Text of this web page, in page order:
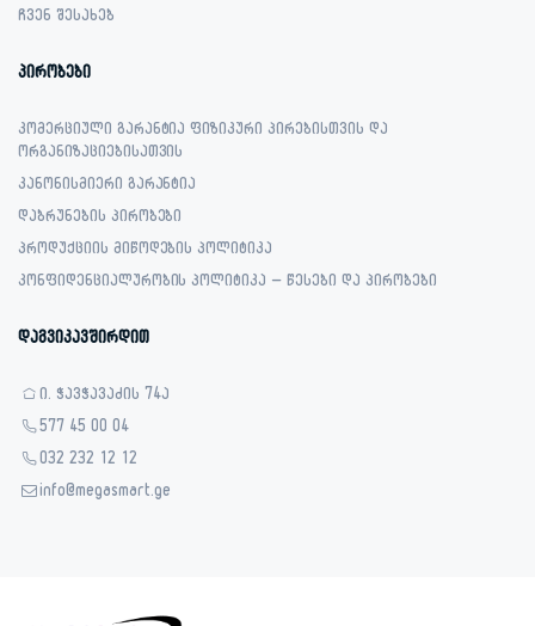
ჩვენ შესახებ
პირობები
კომერციული გარანტია ფიზიკური პირებისთვის და
ორგანიზაციებისათვის
კანონისმიერი გარანტია
დაბრუნების პირობები
პროდუქციის მიწოდების პოლიტიკა
კონფიდენციალურობის პოლიტიკა – წესები და პირობები
დაგვიკავშირდით
ი. ჭავჭავაძის 74ა
577 45 00 04
032 232 12 12
info@megasmart.ge